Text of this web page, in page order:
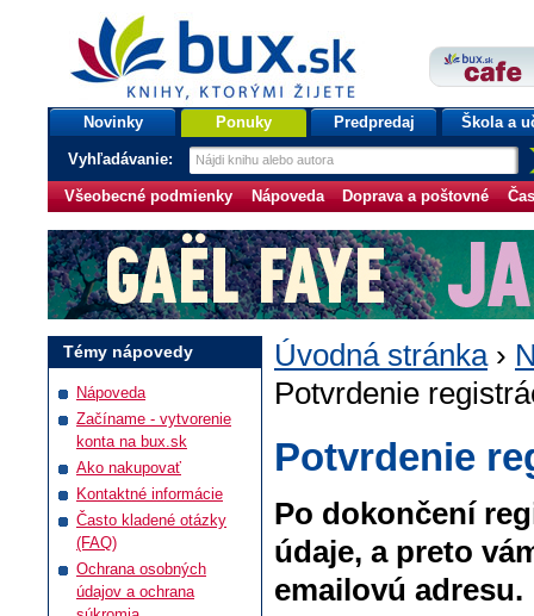
bux.sk
knihy, ktorými žijete
Úvodná stránka
Novinky Ponuky Predpredaj Škola a
Vyhľadávanie:
Všeobecné podmienky Nápoveda Doprava a poštovné
Úvodná stránka›
Potvrdenie
Potvrdenie
Po dokončení
údaje, a preto
emailovú adresu.
Témy nápovedy
Nápoveda
Začíname - vytvorenie
konta na bux.sk
Ako nakupovať
Kontaktné informácie
Často kladené otázky
(FAQ)
Ochrana osobných
údajov a ochrana